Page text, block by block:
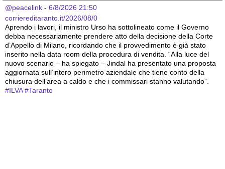
@peacelink - 6/8/2026 21:50
corriereditaranto.it/2026/08/0
Aprendo i lavori, il ministro Urso ha sottolineato come il Governo
debba necessariamente prendere atto della decisione della Corte
d’Appello di Milano, ricordando che il provvedimento è già stato
inserito nella data room della procedura di vendita. “Alla luce del
nuovo scenario – ha spiegato – Jindal ha presentato una proposta
aggiornata sull’intero perimetro aziendale che tiene conto della
chiusura dell’area a caldo e che i commissari stanno valutando”.
#ILVA #Taranto